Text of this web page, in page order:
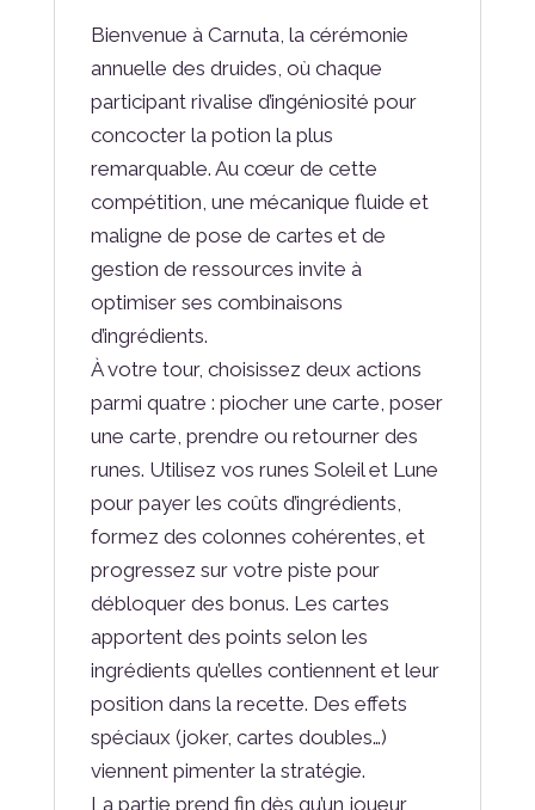
Bienvenue à Carnuta, la cérémonie
annuelle des druides, où chaque
participant rivalise d’ingéniosité pour
concocter la potion la plus
remarquable. Au cœur de cette
compétition, une mécanique fluide et
maligne de pose de cartes et de
gestion de ressources invite à
optimiser ses combinaisons
d’ingrédients.
À votre tour, choisissez deux actions
parmi quatre : piocher une carte, poser
une carte, prendre ou retourner des
runes. Utilisez vos runes Soleil et Lune
pour payer les coûts d’ingrédients,
formez des colonnes cohérentes, et
progressez sur votre piste pour
débloquer des bonus. Les cartes
apportent des points selon les
ingrédients qu’elles contiennent et leur
position dans la recette. Des effets
spéciaux (joker, cartes doubles…)
viennent pimenter la stratégie.
La partie prend fin dès qu’un joueur